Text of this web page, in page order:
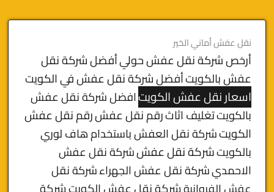
نقل عفش أماني الخير
أرخص شركة نقل عفش حوليأفضل شركة نقل
عفش بالكويتأفضل شركة نقل عفش في الكويت
اسعار نقل عفش الكويتافضل شركة نقل عفش
بالكويتتغليف اثاثرقم نقل عفشرقم نقل عفش
الكويتشركة نقل العفش باستخدام هاف لوري
بالكويتشركة نقل عفششركة نقل عفش
الاحمديشركة نقل عفش الجهراءشركة نقل